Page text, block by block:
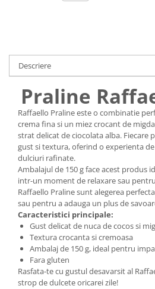
Descriere
Praline
Raffaello Praline este o combinatie
crema fina si un miez crocant de
strat delicat de ciocolata alba. Fiecare
gust si textura, oferind o experienta
dulciuri rafinate.
Ambalajul de 150 g face acest produs
intr-un moment de relaxare sau
Raffaello Praline sunt alegerea
sau pentru a adauga un plus de
Caracteristici principale:
Gust delicat de nuca de cocos si
Textura crocanta si cremoasa
Ambalaj de 150 g, ideal pentru
Fara gluten
Rasfata-te cu gustul desavarsit al
strop de dulcete oricarei zile!